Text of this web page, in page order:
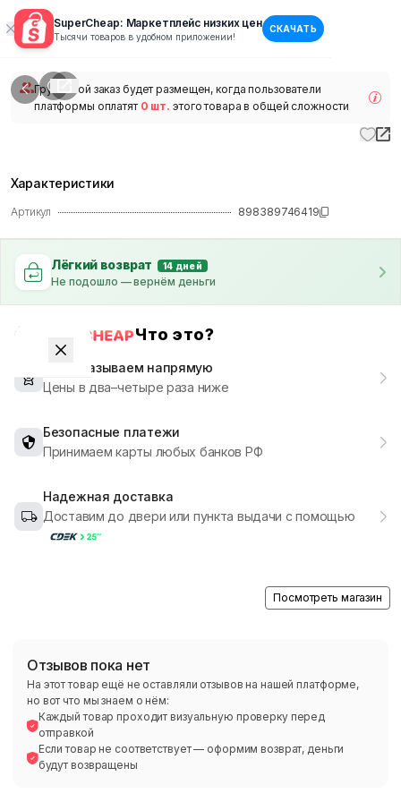
SuperCheap: Маркетплейс низких цен
Тысячи товаров в удобном приложении!
СКАЧАТЬ
1/
Групповой заказ будет размещен, когда пользователи
платформы оплатят 0 шт. этого товара в общей сложности
Характеристики
Артикул 898389746419
Лёгкий возврат 14 дней
Не подошло — вернём деньги
Что это?
Мы заказываем напрямую
Цены в два–четыре раза ниже
Безопасные платежи
Принимаем карты любых банков РФ
Надежная доставка
Доставим до двери или пункта выдачи с помощью
Посмотреть магазин
Отзывов пока нет
На этот товар ещё не оставляли отзывов на нашей платформе,
но вот что мы знаем о нём:
Каждый товар проходит визуальную проверку перед
отправкой
Если товар не соответствует — оформим возврат, деньги
будут возвращены